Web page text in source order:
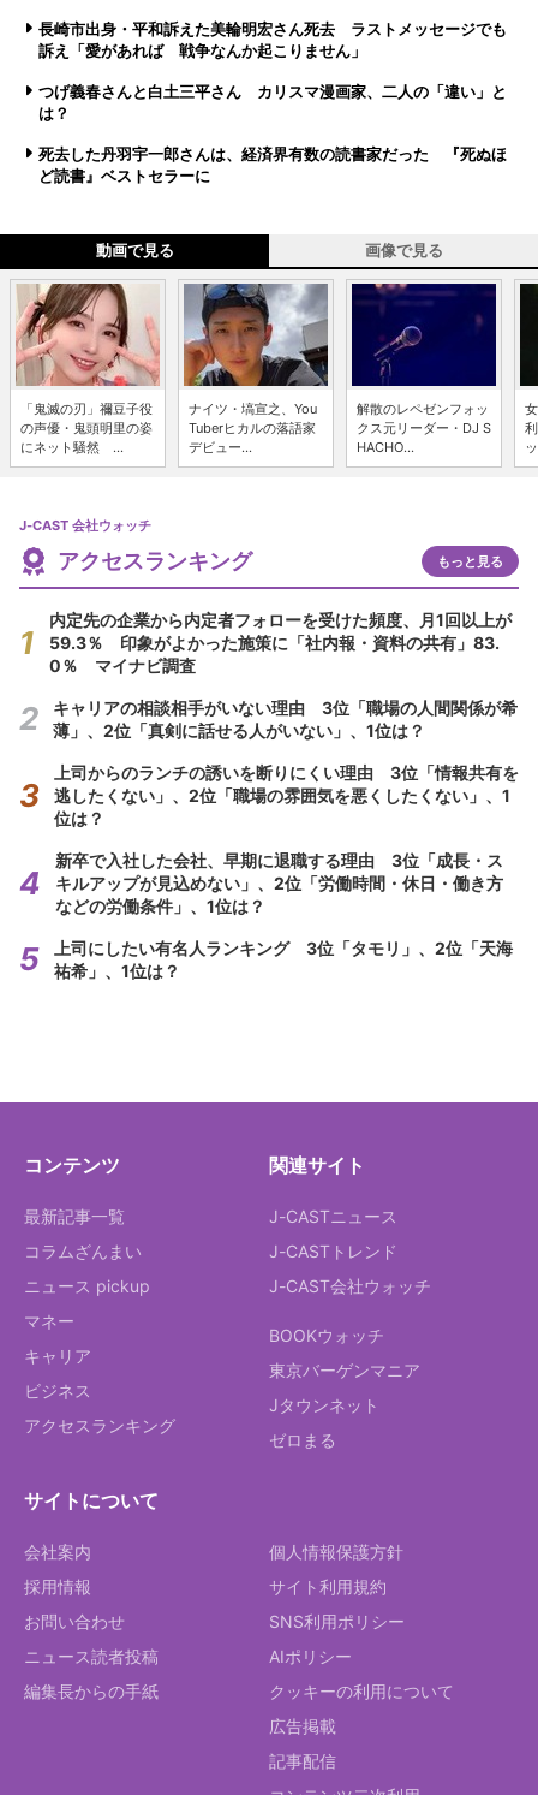
長崎市出身・平和訴えた美輪明宏さん死去 ラストメッセージでも
訴え「愛があれば 戦争なんか起こりません」
つげ義春さんと白土三平さん カリスマ漫画家、二人の「違い」と
は？
死去した丹羽宇一郎さんは、経済界有数の読書家だった 『死ぬほ
ど読書』ベストセラーに
動画で見る 画像で見る
「鬼滅の刃」禰豆子役
の声優・鬼頭明里の姿
にネット騒然 ...
ナイツ・塙宣之、You
Tuberヒカルの落語家
デビュー...
解散のレペゼンフォッ
クス元リーダー・DJ S
HACHO...
J-CAST 会社ウォッチ
アクセスランキング もっと見る
内定先の企業から内定者フォローを受けた頻度、月1回以上が
59.3％ 印象がよかった施策に「社内報・資料の共有」83.
0％ マイナビ調査
キャリアの相談相手がいない理由 3位「職場の人間関係が希
薄」、2位「真剣に話せる人がいない」、1位は？
上司からのランチの誘いを断りにくい理由 3位「情報共有を
逃したくない」、2位「職場の雰囲気を悪くしたくない」、1
位は？
新卒で入社した会社、早期に退職する理由 3位「成長・ス
キルアップが見込めない」、2位「労働時間・休日・働き方
などの労働条件」、1位は？
上司にしたい有名人ランキング 3位「タモリ」、2位「天海
祐希」、1位は？
コンテンツ
最新記事一覧
コラムざんまい
ニュース pickup
マネー
キャリア
ビジネス
アクセスランキング
関連サイト
J-CASTニュース
J-CASTトレンド
J-CAST会社ウォッチ
BOOKウォッチ
東京バーゲンマニア
Jタウンネット
ゼロまる
サイトについて
会社案内
採用情報
お問い合わせ
ニュース読者投稿
編集長からの手紙
個人情報保護方針
サイト利用規約
SNS利用ポリシー
AIポリシー
クッキーの利用について
広告掲載
記事配信